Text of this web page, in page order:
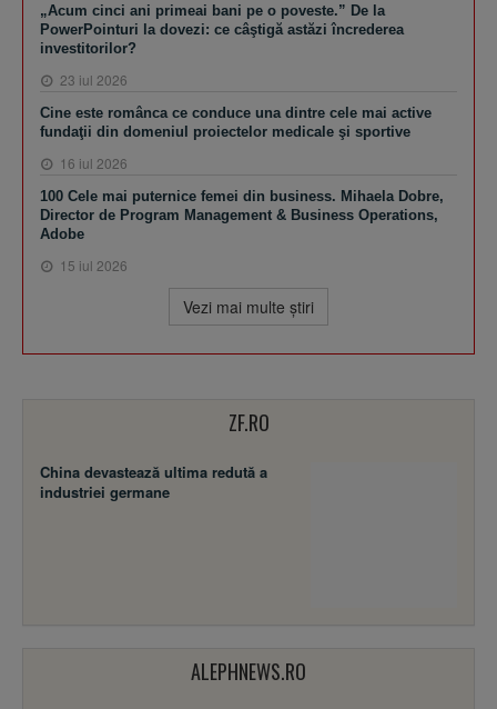
„Acum cinci ani primeai bani pe o poveste.” De la
PowerPointuri la dovezi: ce câştigă astăzi încrederea
investitorilor?
23 iul 2026
Cine este românca ce conduce una dintre cele mai active
fundaţii din domeniul proiectelor medicale şi sportive
16 iul 2026
100 Cele mai puternice femei din business. Mihaela Dobre,
Director de Program Management & Business Operations,
Adobe
15 iul 2026
Vezi mai multe ştiri
ZF.RO
China devastează ultima redută a
industriei germane
ALEPHNEWS.RO